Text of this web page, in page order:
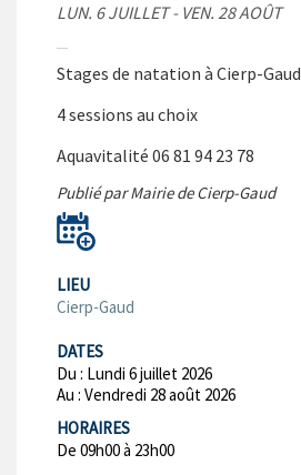
LUN. 6 JUILLET - VEN. 28 AOÛT
Stages de natation à Cierp-Gaud
4 sessions au choix
Aquavitalité 06 81 94 23 78
Publié par Mairie de Cierp-Gaud
LIEU
Cierp-Gaud
DATES
Du : Lundi 6 juillet 2026
Au : Vendredi 28 août 2026
HORAIRES
De 09h00 à 23h00